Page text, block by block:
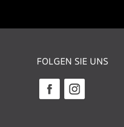
FOLGEN SIE UNS